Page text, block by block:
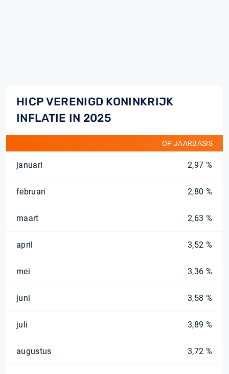
HICP VERENIGD KONINKRIJK
INFLATIE IN 2025
OP JAARBASIS
januari 2,97 %
februari 2,80 %
maart 2,63 %
april 3,52 %
mei 3,36 %
juni 3,58 %
juli 3,89 %
augustus 3,72 %